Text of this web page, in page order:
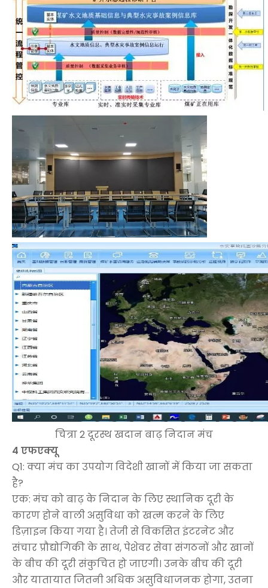
चित्रा 2 दूरस्थ खदान बाढ़ निदान मंच
4 एफएक्यू
Q1: क्या मंच का उपयोग विदेशी खानों में किया जा सकता
है?
एक: मंच को बाढ़ के निदान के लिए स्थानिक दूरी के
कारण होने वाली असुविधा को खत्म करने के लिए
डिज़ाइन किया गया है। तेजी से विकसित इंटरनेट और
संचार प्रौद्योगिकी के साथ, पेशेवर सेवा संगठनों और खानों
के बीच की दूरी संकुचित हो जाएगी। उनके बीच की दूरी
और यातायात जितनी अधिक असुविधाजनक होगा, उतना